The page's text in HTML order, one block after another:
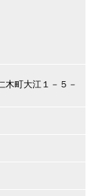
木町大江１－５－